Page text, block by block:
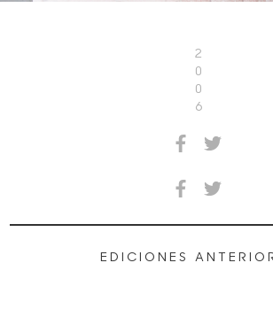
2
0
0
6
EDICIONES